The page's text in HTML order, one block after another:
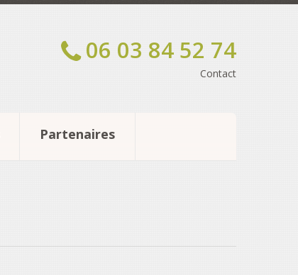
06 03 84 52 74
Contact
Partenaires